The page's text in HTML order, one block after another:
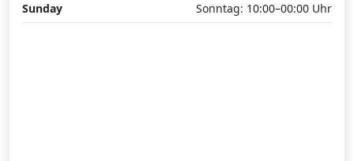
Sunday
Sonntag: 10:00–00:00 Uhr